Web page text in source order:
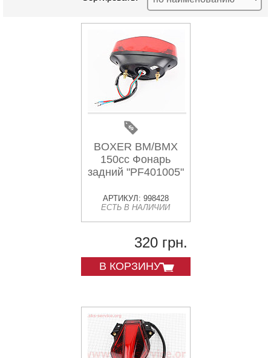
BOXER BM/BMX
150cc Фонарь
задний "PF401005"
АРТИКУЛ: 998428
ЕСТЬ В НАЛИЧИИ
320 грн.
В КОРЗИНУ